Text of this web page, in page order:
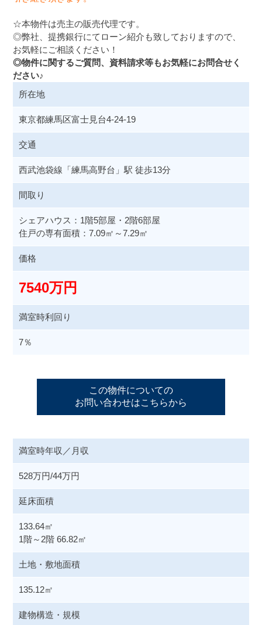
☆本物件は売主の販売代理です。
◎弊社、提携銀行にてローン紹介も致しておりますので、
お気軽にご相談ください！
◎物件に関するご質問、資料請求等もお気軽にお問合せく
ださい♪
所在地
東京都練馬区富士見台4-24-19
交通
西武池袋線「練馬高野台」駅 徒歩13分
間取り
シェアハウス：1階5部屋・2階6部屋
住戸の専有面積：7.09㎡～7.29㎡
価格
7540万円
満室時利回り
7％
この物件についての
お問い合わせはこちらから
満室時年収／月収
528万円/44万円
延床面積
133.64㎡
1階～2階 66.82㎡
土地・敷地面積
135.12㎡
建物構造・規模